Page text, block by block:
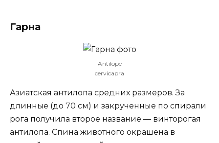
Гарна
Antilope
cervicapra
Азиатская антилопа средних размеров. За
длинные (до 70 см) и закрученные по спирали
рога получила второе название — винторогая
антилопа. Спина животного окрашена в